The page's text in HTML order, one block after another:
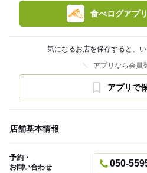
食べログアプ
気になるお店を保存すると、い
アプリなら会員
アプリで
店舗基本情報
予約・
お問い合わせ
050-